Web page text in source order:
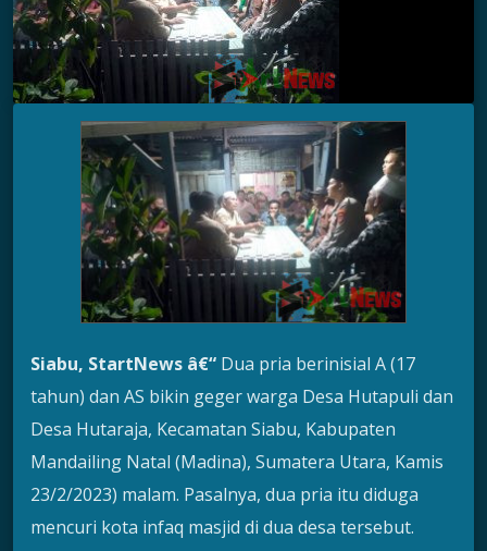
Siabu, StartNews â€“ Dua pria berinisial A (17
tahun) dan AS bikin geger warga Desa Hutapuli dan
Desa Hutaraja, Kecamatan Siabu, Kabupaten
Mandailing Natal (Madina), Sumatera Utara, Kamis
23/2/2023) malam. Pasalnya, dua pria itu diduga
mencuri kota infaq masjid di dua desa tersebut.